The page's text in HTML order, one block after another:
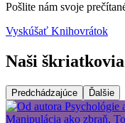
Pošlite nám svoje
Vyskúšať Knihovrátok
Naši
Predchádzajúce Ďalšie